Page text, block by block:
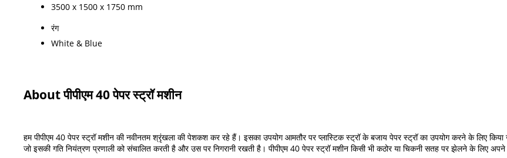
3500 x 1500 x 1750 mm
रंग
White & Blue
About पीपीएम 40 पेपर स्ट्रॉ मशीन
हम पीपीएम 40 पेपर स्ट्रॉ मशीन की नवीनतम श्रृंखला की पेशकश कर रहे हैं। इसका उपयोग आमतौर पर प्लास्टिक स्ट्रॉ के बजाय पेपर स्ट्रॉ का उपयोग करने के लिए
जो इसकी गति नियंत्रण प्रणाली को संचालित करती है और उस पर निगरानी रखती है। पीपीएम 40 पेपर स्ट्रॉ मशीन किसी भी कठोर या चिकनी सतह पर झेलने के लिए अपने